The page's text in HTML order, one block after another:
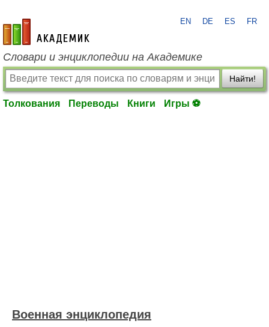
academic.ru
EN DE ES FR
Словари и энциклопедии на Академике
Найти!
Толкования Переводы Книги Игры ⚽
Военная энциклопедия